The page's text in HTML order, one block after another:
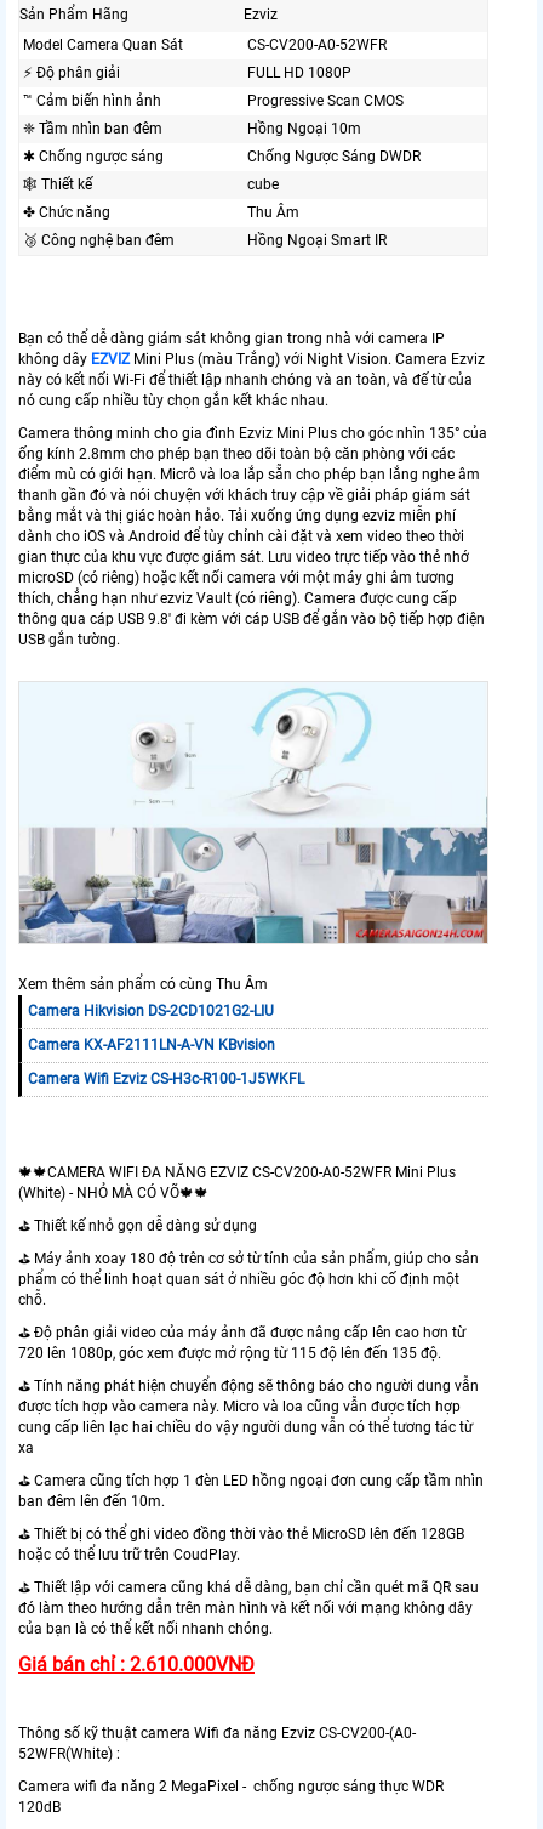
Sản Phẩm Hãng
Ezviz
Model Camera Quan Sát
CS-CV200-A0-52WFR
️⚡ Độ phân giải
FULL HD 1080P
™️ Cảm biến hình ảnh
Progressive Scan CMOS
❈ Tầm nhìn ban đêm
Hồng Ngoại 10m
✱ Chống ngược sáng
Chống Ngược Sáng DWDR
🕸️ Thiết kế
cube
✤ Chức năng
Thu Âm
🥉 Công nghệ ban đêm
Hồng Ngoại Smart IR
Bạn có thể dễ dàng giám sát không gian trong nhà với camera IP
không dây EZVIZMini Plus (màu Trắng) với Night Vision. Camera Ezviz
này có kết nối Wi-Fi để thiết lập nhanh chóng và an toàn, và đế từ của
nó cung cấp nhiều tùy chọn gắn kết khác nhau.
Camera thông minh cho gia đình Ezviz Mini Plus cho góc nhìn 135° của
ống kính 2.8mm cho phép bạn theo dõi toàn bộ căn phòng với các
điểm mù có giới hạn. Micrô và loa lắp sẵn cho phép bạn lắng nghe âm
thanh gần đó và nói chuyện với khách truy cập về giải pháp giám sát
bằng mắt và thị giác hoàn hảo. Tải xuống ứng dụng ezviz miễn phí
dành cho iOS và Android để tùy chỉnh cài đặt và xem video theo thời
gian thực của khu vực được giám sát. Lưu video trực tiếp vào thẻ nhớ
microSD (có riêng) hoặc kết nối camera với một máy ghi âm tương
thích, chẳng hạn như ezviz Vault (có riêng). Camera được cung cấp
thông qua cáp USB 9.8′ đi kèm với cáp USB để gắn vào bộ tiếp hợp điện
USB gắn tường.
Xem thêm sản phẩm có cùng Thu Âm
Camera Hikvision DS-2CD1021G2-LIU
Camera KX-AF2111LN-A-VN KBvision
Camera Wifi Ezviz CS-H3c-R100-1J5WKFL
🍁🍁CAMERA WIFI ĐA NĂNG EZVIZ CS-CV200-A0-52WFR Mini Plus
(White) - NHỎ MÀ CÓ VÕ🍁🍁
⛳️ Thiết kế nhỏ gọn dễ dàng sử dụng
⛳️ Máy ảnh xoay 180 độ trên cơ sở từ tính của sản phẩm, giúp cho sản
phẩm có thể linh hoạt quan sát ở nhiều góc độ hơn khi cố định một
chỗ.
⛳️ Độ phân giải video của máy ảnh đã được nâng cấp lên cao hơn từ
720 lên 1080p, góc xem được mở rộng từ 115 độ lên đến 135 độ.
⛳️ Tính năng phát hiện chuyển động sẽ thông báo cho người dung vẫn
được tích hợp vào camera này. Micro và loa cũng vẫn được tích hợp
cung cấp liên lạc hai chiều do vậy người dung vẫn có thể tương tác từ
xa
⛳️ Camera cũng tích hợp 1 đèn LED hồng ngoại đơn cung cấp tầm nhìn
ban đêm lên đến 10m.
⛳️ Thiết bị có thể ghi video đồng thời vào thẻ MicroSD lên đến 128GB
hoặc có thể lưu trữ trên CoudPlay.
⛳️ Thiết lập với camera cũng khá dễ dàng, bạn chỉ cần quét mã QR sau
đó làm theo hướng dẫn trên màn hình và kết nối với mạng không dây
của bạn là có thể kết nối nhanh chóng.
Giá bán chỉ : 2.610.000VNĐ
Thông số kỹ thuật camera Wifi đa năng Ezviz CS-CV200-(A0-
52WFR(White) :
Camera wifi đa năng 2 MegaPixel - chống ngược sáng thực WDR
120dB